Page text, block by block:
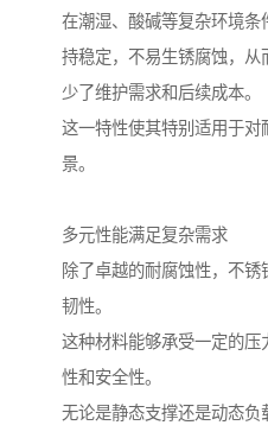
在潮湿、酸碱等复杂环境
持稳定，不易生锈腐蚀，
少了维护需求和后续成本。
这一特性使其特别适用于
景。
多元性能满足复杂需求
除了卓越的耐腐蚀性，不
韧性。
这种材料能够承受一定的
性和安全性。
无论是静态支撑还是动态负